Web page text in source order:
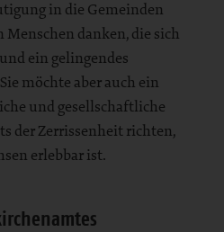
in die Gemeinden
danken, die sich
ein gelingendes
möchte aber auch ein
und gesellschaftliche
der Zerrissenheit richten,
erlebbar ist.